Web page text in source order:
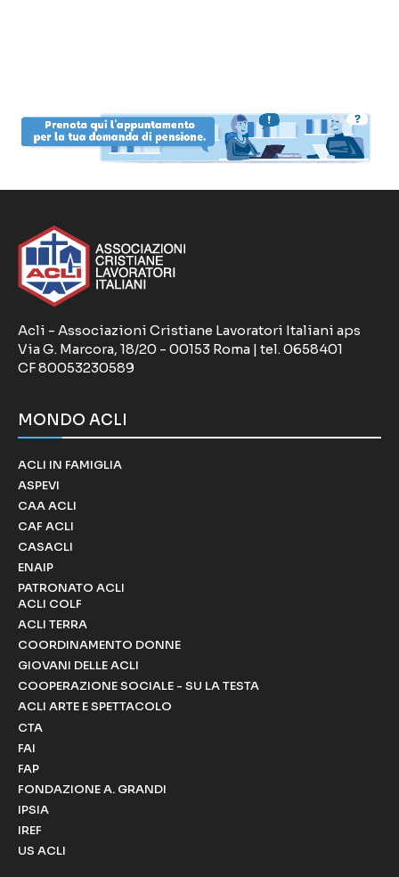
Acli - Associazioni Cristiane Lavoratori Italiani aps
Via G. Marcora, 18/20 - 00153 Roma | tel. 0658401
CF 80053230589
MONDO ACLI
ACLI IN FAMIGLIA
ASPEVI
CAA ACLI
CAF ACLI
CASACLI
ENAIP
PATRONATO ACLI
ACLI COLF
ACLI TERRA
COORDINAMENTO DONNE
GIOVANI DELLE ACLI
COOPERAZIONE SOCIALE - SU LA TESTA
ACLI ARTE E SPETTACOLO
CTA
FAI
FAP
FONDAZIONE A. GRANDI
IPSIA
IREF
US ACLI